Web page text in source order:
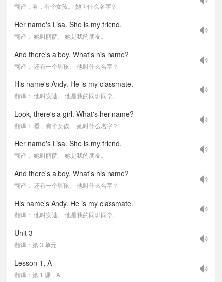
翻译：看，有个女孩。 她叫什么名字？
Her name's Lisa. She is my friend.
翻译： 她叫丽萨。 她是我的朋友。
And there's a boy. What's his name?
翻译： 还有一个男孩。 他叫什么名字？
His name's Andy. He is my classmate.
翻译： 他叫安迪。 他是我的同班同学。
Look, there's a girl. What's her name?
翻译： 看，有个女孩。 她叫什么名字？
Her name's Lisa. She is my friend.
翻译： 她叫丽萨。 她是我的朋友。
And there's a boy. What's his name?
翻译： 还有一个男孩。 他叫什么名字？
His name's Andy. He is my classmate.
翻译： 他叫安迪。 他是我的同班同学。
Unit 3
翻译：第 3 单元
Lesson 1, A
翻译：第 1 课，A